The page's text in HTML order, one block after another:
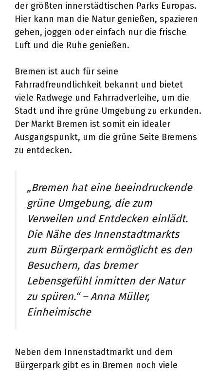
der größten innerstädtischen Parks Europas.
Hier kann man die Natur genießen, spazieren
gehen, joggen oder einfach nur die frische
Luft und die Ruhe genießen.
Bremen ist auch für seine
Fahrradfreundlichkeit bekannt und bietet
viele Radwege und Fahrradverleihe, um die
Stadt und ihre grüne Umgebung zu erkunden.
Der Markt Bremen ist somit ein idealer
Ausgangspunkt, um die grüne Seite Bremens
zu entdecken.
„Bremen hat eine beeindruckende
grüne Umgebung, die zum
Verweilen und Entdecken einlädt.
Die Nähe des Innenstadtmarkts
zum Bürgerpark ermöglicht es den
Besuchern, das bremer
Lebensgefühl inmitten der Natur
zu spüren.“ – Anna Müller,
Einheimische
Neben dem Innenstadtmarkt und dem
Bürgerpark gibt es in Bremen noch viele